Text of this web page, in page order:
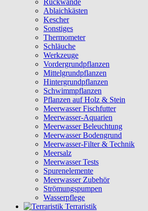
Rückwände
Ablaichkästen
Kescher
Sonstiges
Thermometer
Schläuche
Werkzeuge
Vordergrundpflanzen
Mittelgrundpflanzen
Hintergrundpflanzen
Schwimmpflanzen
Pflanzen auf Holz & Stein
Meerwasser Fischfutter
Meerwasser-Aquarien
Meerwasser Beleuchtung
Meerwasser Bodengrund
Meerwasser-Filter & Technik
Meersalz
Meerwasser Tests
Spurenelemente
Meerwasser Zubehör
Strömungspumpen
Wasserpflege
Terraristik